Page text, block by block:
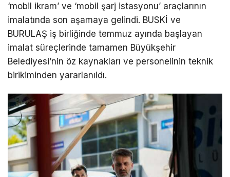
‘mobil ikram’ ve ‘mobil şarj istasyonu’ araçlarının
imalatında son aşamaya gelindi. BUSKİ ve
BURULAŞ iş birliğinde temmuz ayında başlayan
imalat süreçlerinde tamamen Büyükşehir
Belediyesi’nin öz kaynakları ve personelinin teknik
birikiminden yararlanıldı.